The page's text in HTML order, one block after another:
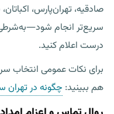
صادقیه، تهران‌پارس،
سریع‌تر انجام
درست اعلام کنید.
برای نکات عمومی انتخاب
هم ببینید: چگونه در تهران